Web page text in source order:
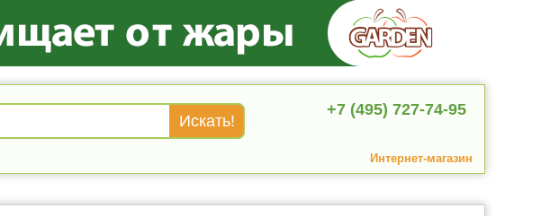
+7 (495) 727-74-95
Интернет-магазин